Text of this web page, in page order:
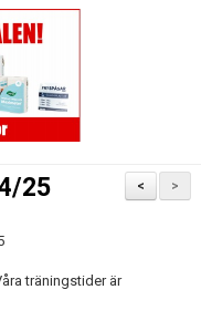
>
<
25
träningstider är